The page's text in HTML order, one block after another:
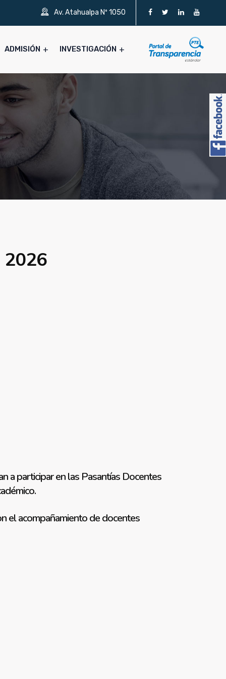
Av. Atahualpa Nº 1050
ADMISIÓN INVESTIGACIÓN
2026
a participar en las Pasantías Docentes
el acompañamiento de docentes